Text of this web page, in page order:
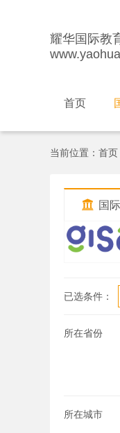
耀华国际教
首页
当前位置： 首页
 国
已选条件：
所在省份
所在城市